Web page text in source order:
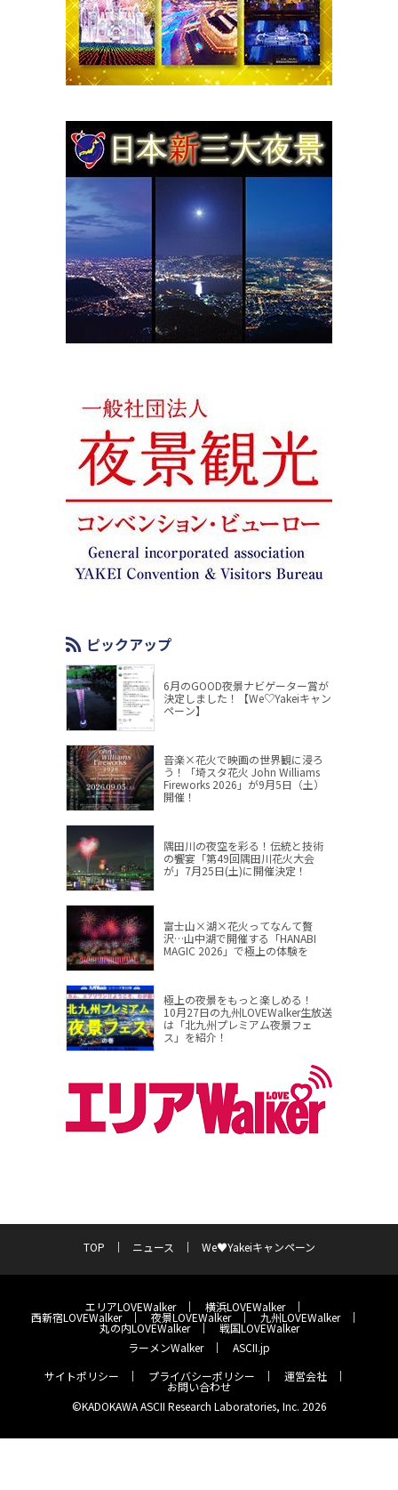
ピックアップ
6月のGOOD夜景ナビゲーター賞が
決定しました！【We♡Yakeiキャン
ペーン】
音楽×花火で映画の世界観に浸ろ
う！「埼スタ花火 John Williams
Fireworks 2026」が9月5日（土）
開催！
隅田川の夜空を彩る！伝統と技術
の饗宴「第49回隅田川花火大会
が」7月25日(土)に開催決定！
富士山×湖×花火ってなんて贅
沢…山中湖で開催する「HANABI
MAGIC 2026」で極上の体験を
極上の夜景をもっと楽しめる！
10月27日の九州LOVEWalker生放送
は「北九州プレミアム夜景フェ
ス」を紹介！
TOP ニュース We♥Yakeiキャンペーン
エリアLOVEWalker 横浜LOVEWalker
西新宿LOVEWalker 夜景LOVEWalker 九州LOVEWalker
丸の内LOVEWalker
戦国LOVEWalker
ラーメンWalker
ASCII.jp
サイトポリシー
プライバシーポリシー 運営会社
お問い合わせ
©KADOKAWA ASCII Research Laboratories, Inc. 2026